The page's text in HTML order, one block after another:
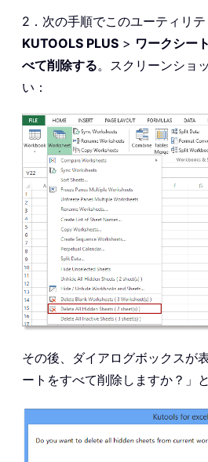
2．次の手順でこのユーティリテ
KUTOOLS PLUS > ワークシート
べて削除する。スクリーンショ
い：
その後、ダイアログボックスが
ートをすべて削除しますか？」